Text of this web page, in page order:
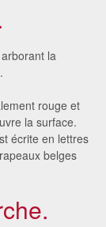
la
rouge et
la surface.
écrite en lettres
belges